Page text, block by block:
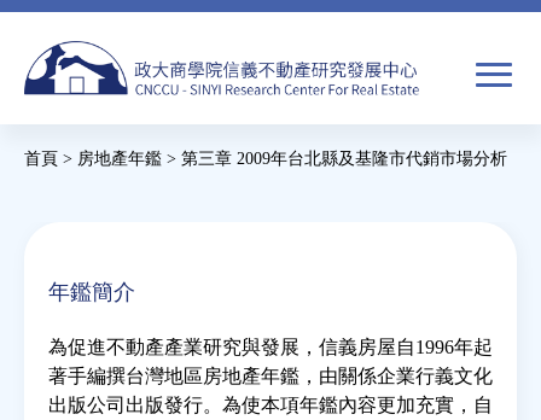
Jump
navigation
表
搜
焦點新聞
教育推廣
這
首頁 > 房地產年鑑 > 第三章 2009年台北縣及基隆市代銷市場分析
年鑑簡介
為促進不動產產業研究與發展，信義房屋自1996年起
著手編撰台灣地區房地產年鑑，由關係企業行義文化
出版公司出版發行。為使本項年鑑內容更加充實，自